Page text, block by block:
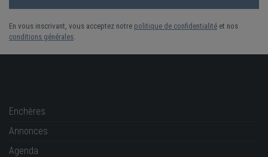
En vous inscrivant, vous acceptez notre politique de confidentialité et nos
conditions générales
Enchères
Annonces
Agenda